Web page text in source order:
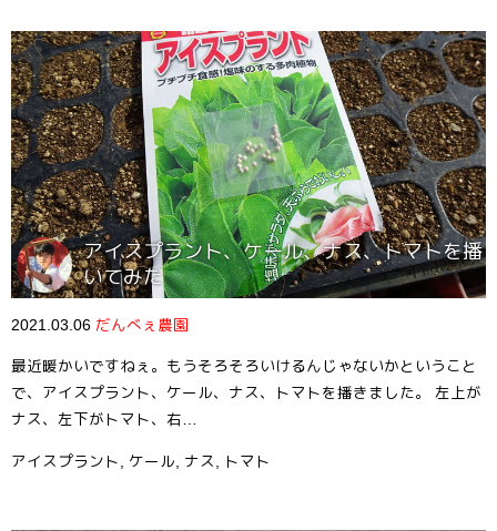
アイスプラント、ケール、ナス、トマトを播
いてみた
2021.03.06 だんべぇ農園
最近暖かいですねぇ。もうそろそろいけるんじゃないかということ
で、アイスプラント、ケール、ナス、トマトを播きました。 左上が
ナス、左下がトマト、右…
アイスプラント ケール ナス トマト